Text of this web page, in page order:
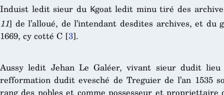
Induist ledit sieur du Ꝃgoat ledit minu tiré des
11] de l’alloué, de l’intendant desdites archives, et du
1669, cy cotté C [3].
Aussy ledit Jehan Le Galéer, vivant sieur dudit
refformation dudit evesché de Treguier de l’an 1535
rang des nobles et comme possesseur et propriettaire